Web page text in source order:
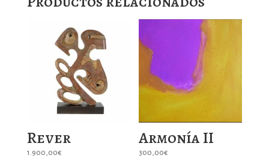
Rever
1.900,00€
Armonía II
300,00€